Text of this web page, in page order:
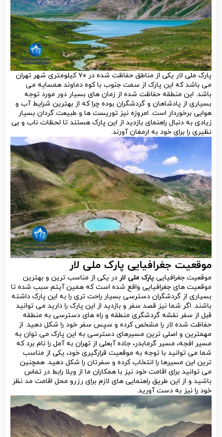
پارک ملی لار یکی از مناطق حفاظت شده در ۷۰ کیلومتری شهر تهران
می باشد که این پارک از سمت جنوب با کوه دماوند همسایه می
باشد. این منطقه حفاظت شده از زمان های بسیار دور مورد توجه
بسیاری از پادشاهان و گردشگران بوده چرا که از بهترین شرایط آب و
هوایی برخوردار است. امروزه نیز توریست ها و طبیعت گردان بسیار
زیادی به دنبال راهنمای بازدید از این پارک هستند تا لحظات ناب و بی
نظیری را برای خود به ارمغان آورند.
موقعیت جغرافیایی پارک ملی لار
موقعیت جغرافیایی پارک ملی لار در یکی از مناسب ترین و بهترین
موقعیت های جغرافیایی واقع شده است که همین آیتم سبب شده تا
بسیاری از گردشگران دسترسی بسیار راحت تری را به این پارک داشته
باشند. اگر شما نیز قصد سفر و بازدید از این پارک را دارید می توانید
قبل از سفر نقشه گردشگری منطقه و راه های دسترسی به منطقه
حفاظت شده لار را مشخص کرده و سپس سفر خود را شکل دهید. از
مهمترین و اصلی ترین مسیرهای دسترسی به این پارک می توان به
مسیر افجه، مسیر گرمابدر، جاده آبعلی از تهران به آمل را نام برد که
شما می توانید با توجه به موقعیت قرارگیری خود، یکی از مناسب
ترین این مسیرها را انتخاب کرده و سفرتان را شکل دهید. همچنین
می توانید برای اقامت خود نیز با همکاران ما از ویلا رابط در تماس
باشید و از این طریق راهنمایی های لازم برای رزرو محل اقامت مد نظر
خود را نیز به دست آورید.